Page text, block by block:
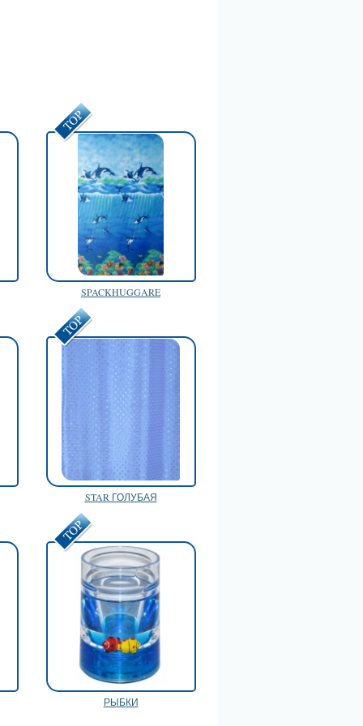
SPACKHUGGARE
STAR ГОЛУБАЯ
РЫБКИ